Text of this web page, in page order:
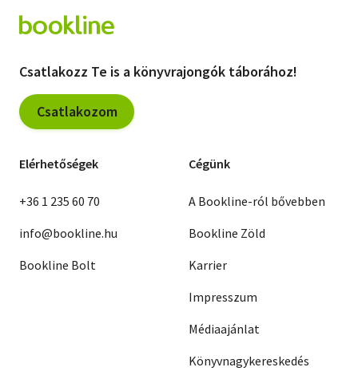
Csatlakozz Te is a könyvrajongók táborához!
Csatlakozom
Elérhetőségek
+36 1 235 60 70
info@bookline.hu
Bookline Bolt
Cégünk
A Bookline-ról bővebben
Bookline Zöld
Karrier
Impresszum
Médiaajánlat
Könyvnagykereskedés